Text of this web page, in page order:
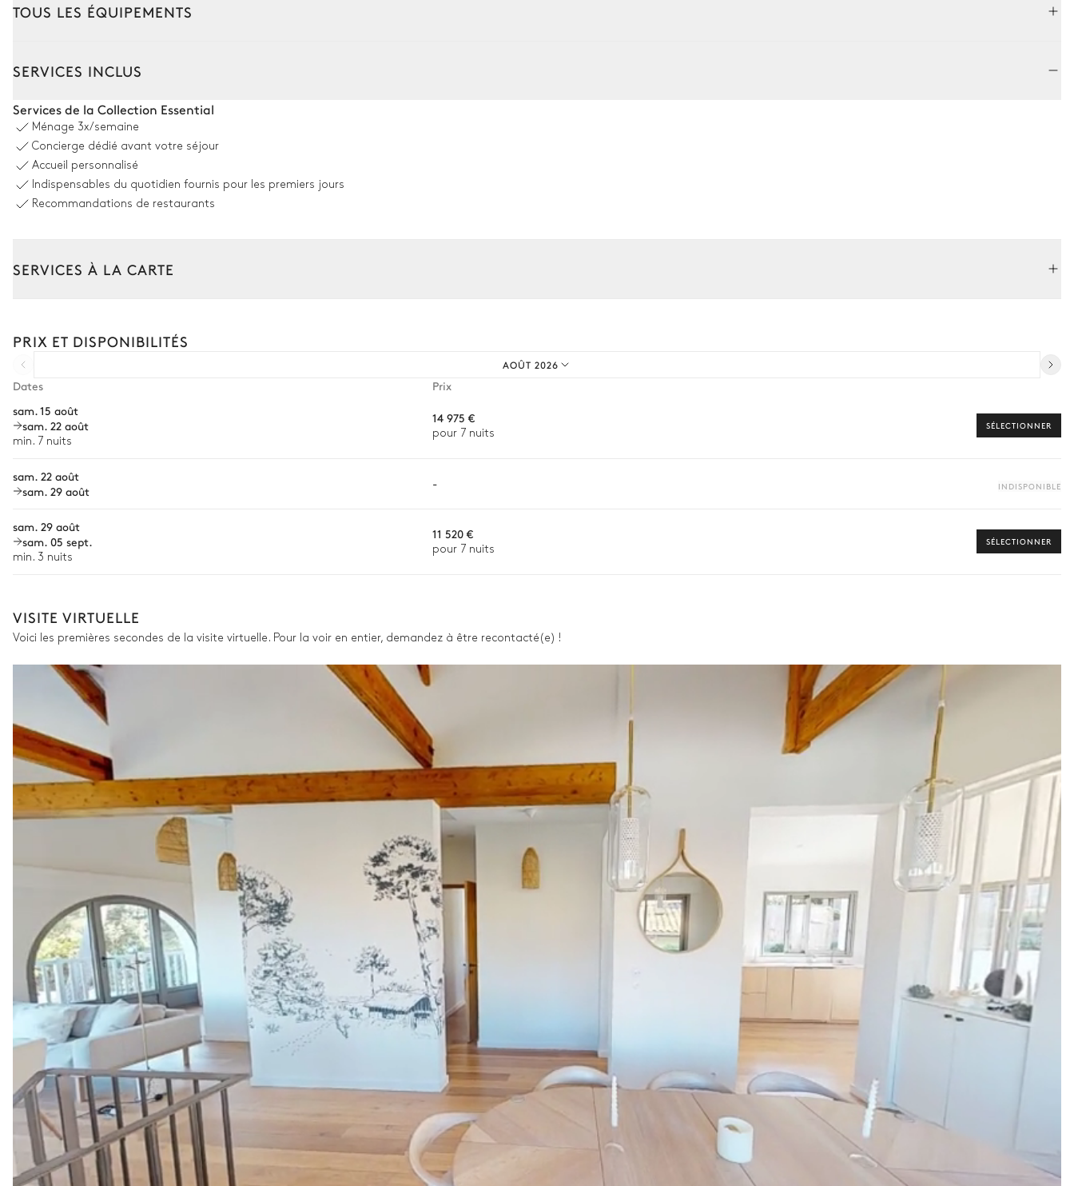
TOUS LES ÉQUIPEMENTS
Douche extérieure
Vue sur la mer
SERVICES INCLUS
Services de la Collection Essential
Ménage 3x/semaine
Concierge dédié avant votre séjour
Accueil personnalisé
Indispensables du quotidien fournis pour les premiers jours
Recommandations de restaurants
SERVICES À LA CARTE
Courses livrées avant l'arrivée
Chef à domicile
Personnel de maison supplémentaire
Babysitter
Location de vélo
Location de bateau
PRIX ET DISPONIBILITÉS
AOÛT 2026
Dates
Prix
sam. 15 août
sam. 22 août
min. 7 nuits
14 975 €
pour 7 nuits
SÉLECTIONNER
sam. 22 août
sam. 29 août
- INDISPONIBLE
sam. 29 août
sam. 05 sept.
min. 3 nuits
11 520 €
pour 7 nuits
SÉLECTIONNER
VISITE VIRTUELLE
Voici les premières secondes de la visite virtuelle. Pour la voir en entier, demandez à être recontacté(e) !